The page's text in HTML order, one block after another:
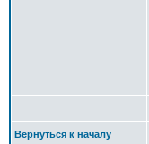
Вернуться к началу